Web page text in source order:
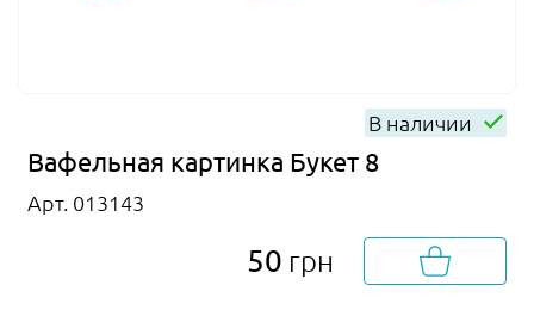
В наличии
Вафельная картинка Букет 8
Арт. 013143
50 грн